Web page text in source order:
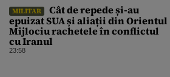
MILITAR
Cât de repede și-au
epuizat SUA și aliații din Orientul
Mijlociu rachetele în conflictul
cu Iranul
23:58